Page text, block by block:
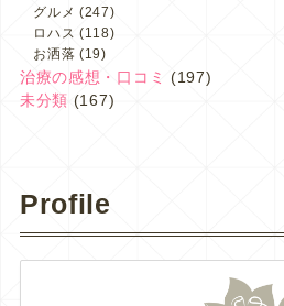
グルメ (247)
ロハス (118)
お洒落 (19)
治療の感想・口コミ
(197)
未分類 (167)
Profile